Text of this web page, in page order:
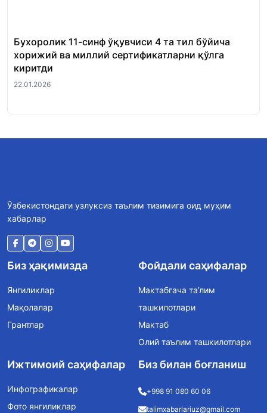
Бухоролик 11-синф ўқувчиси 4 та тил бўйича
хорижий ва миллий сертификатларни қўлга
киритди
22.01.2026
Ўзбекистондаги узлуксиз таълим тизимига оид муҳим
хабарлар
Биз ҳақимизда
Янгиликлар
Мақолалар
Грантлар
Фойдали саҳифалар
Мактабгача та’лим
ташкилотлари
Мактаб
Олий таълим ташкилотлари
Ижтимоий саҳифалар
Инфографикалар
Фото янгиликлар
Биз билан боғланиш
+998 91 080 60 06
talimxabarlariuz@gmail.com